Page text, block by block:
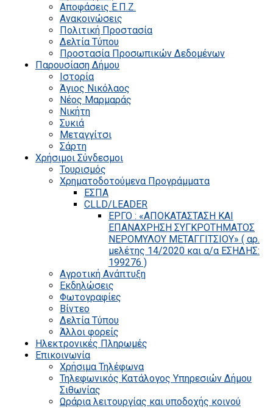
Αποφάσεις Ε.Π.Ζ.
Ανακοινώσεις
Πολιτική Προστασία
Δελτία Τύπου
Προστασία Προσωπικών Δεδομένων
Παρουσίαση Δήμου
Ιστορία
Άγιος Νικόλαος
Νέος Μαρμαράς
Νικήτη
Συκιά
Μεταγγίτσι
Σάρτη
Χρήσιμοι Σύνδεσμοι
Τουρισμός
Χρηματοδοτούμενα Προγράμματα
ΕΣΠΑ
CLLD/LEADER
ΕΡΓΟ : «ΑΠΟΚΑΤΑΣΤΑΣΗ ΚΑΙ
ΕΠΑΝΑΧΡΗΣΗ ΣΥΓΚΡΟΤΗΜΑΤΟΣ
ΝΕΡΟΜΥΛΟΥ ΜΕΤΑΓΓΙΤΣΙΟΥ» ( αρ.
μελέτης 14/2020 και α/α ΕΣΗΔΗΣ:
199276 )
Αγροτική Ανάπτυξη
Εκδηλώσεις
Φωτογραφίες
Βίντεο
Δελτία Τύπου
Άλλοι φορείς
Ηλεκτρονικές Πληρωμές
Επικοινωνία
Χρήσιμα Τηλέφωνα
Τηλεφωνικός Κατάλογος Υπηρεσιών Δήμου
Σιθωνίας
Ωράρια λειτουργίας και υποδοχής κοινού